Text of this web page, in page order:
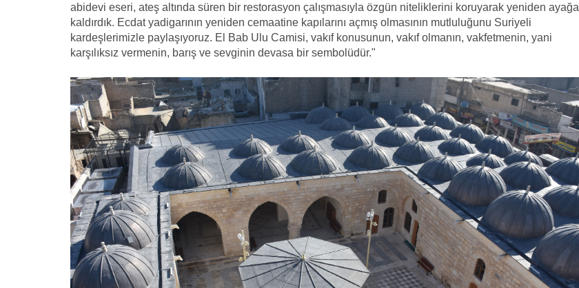
abidevi eseri, ateş altında süren bir restorasyon çalışmasıyla özgün niteliklerini koruyarak yeniden ayağa
kaldırdık. Ecdat yadigarının yeniden cemaatine kapılarını açmış olmasının mutluluğunu Suriyeli
kardeşlerimizle paylaşıyoruz. El Bab Ulu Camisi, vakıf konusunun, vakıf olmanın, vakfetmenin, yani
karşılıksız vermenin, barış ve sevginin devasa bir sembolüdür."